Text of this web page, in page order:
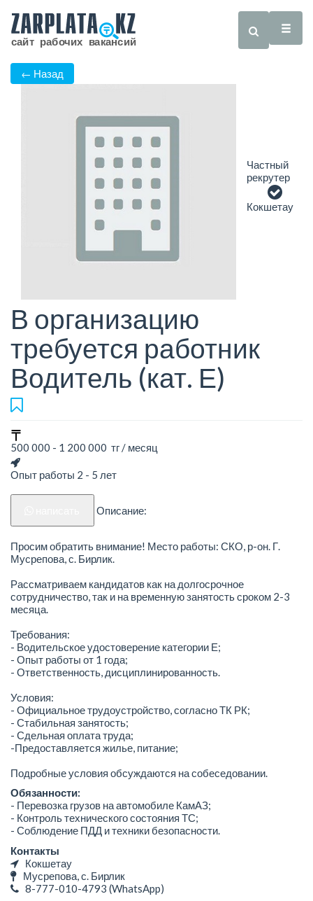
← Назад
Частный
рекрутер
Кокшетау
В организацию
требуется работник
Водитель (кат. Е)
500 000 - 1 200 000 тг / месяц
Опыт работы 2 - 5 лет
Описание:
Просим обратить внимание! Место работы: СКО, р-он. Г.
Мусрепова, с. Бирлик.
Рассматриваем кандидатов как на долгосрочное
сотрудничество, так и на временную занятость сроком 2-3
месяца.
Требования:
- Водительское удостоверение категории Е;
- Опыт работы от 1 года;
- Ответственность, дисциплинированность.
Условия:
- Официальное трудоустройство, согласно ТК РК;
- Стабильная занятость;
- Сдельная оплата труда;
-Предоставляется жилье, питание;
Подробные условия обсуждаются на собеседовании.
Обязанности:
- Перевозка грузов на автомобиле КамАЗ;
- Контроль технического состояния ТС;
- Соблюдение ПДД и техники безопасности.
Контакты
Кокшетау
Мусрепова, с. Бирлик
8-777-010-4793 (WhatsApp)